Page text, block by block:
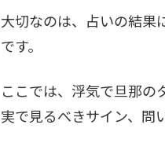
大切なのは、占いの結果
です。
ここでは、浮気で旦那の
実で見るべきサイン、問